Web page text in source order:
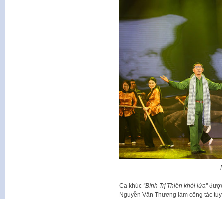
Ca khúc “Bình Trị Thiên khói lửa”
Nguyễn Văn Thương làm công tác